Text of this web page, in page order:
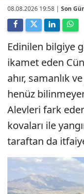
08.08.2026 19:58 | Son
Edinilen bilgiye
ikamet eden
ahır, samanlık
henüz
Alevleri fark
kovaları ile
taraftan da